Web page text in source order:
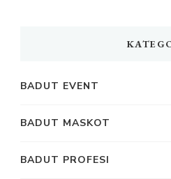
BADUT EVENT
BADUT MASKOT
BADUT PROFESI